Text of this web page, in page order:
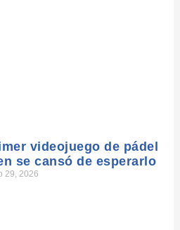
videojuego de pádel
se cansó de esperarlo
29, 2026